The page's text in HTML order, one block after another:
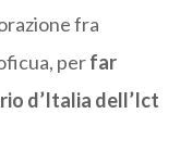
fra
perfar
d’Italia dell’Ict